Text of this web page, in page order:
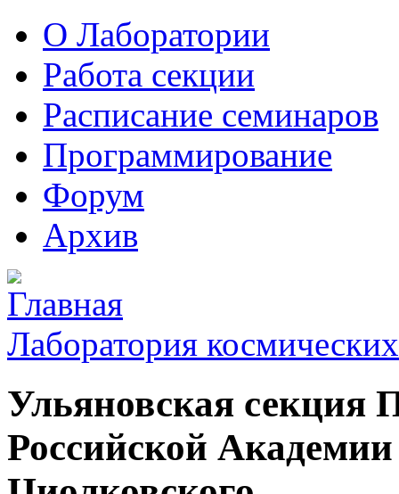
О Лаборатории
Работа секции
Расписание семинаров
Программирование
Форум
Архив
Лаборатория
Ульяновская секция
Российской